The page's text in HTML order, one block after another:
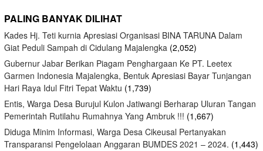
PALING BANYAK DILIHAT
Kades Hj. Teti kurnia Apresiasi Organisasi BINA TARUNA Dalam
Giat Peduli Sampah di Cidulang Majalengka (2,052)
Gubernur Jabar Berikan Piagam Penghargaan Ke PT. Leetex
Garmen Indonesia Majalengka, Bentuk Apresiasi Bayar Tunjangan
Hari Raya Idul Fitri Tepat Waktu (1,739)
Entis, Warga Desa Burujul Kulon Jatiwangi Berharap Uluran Tangan
Pemerintah Rutilahu Rumahnya Yang Ambruk !!! (1,667)
Diduga Minim Informasi, Warga Desa Cikeusal Pertanyakan
Transparansi Pengelolaan Anggaran BUMDES 2021 – 2024. (1,443)